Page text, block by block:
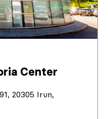
Center
20305 Irun,